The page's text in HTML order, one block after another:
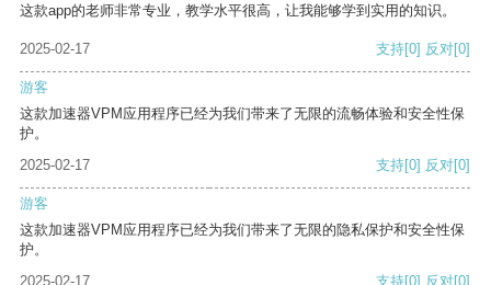
这款app的老师非常专业，教学水平很高，让我能够学到实用的知识。
2025-02-17 支持[0] 反对[0]
游客
这款加速器VPM应用程序已经为我们带来了无限的流畅体验和安全性保
护。
2025-02-17
支持[0] 反对[0]
游客
这款加速器VPM应用程序已经为我们带来了无限的隐私保护和安全性保
护。
2025-02-17
支持[0] 反对[0]